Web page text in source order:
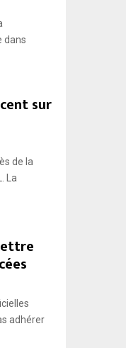
dans
sur
de la
La
adhérer